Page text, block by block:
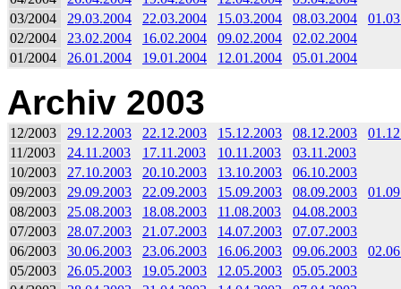
03/2004
29.03.2004 22.03.2004 15.03.2004 08.03.2004
02/2004
23.02.2004 16.02.2004 09.02.2004
02.02.2004
01/2004
26.01.2004 19.01.2004 12.01.2004 05.01.2004
Archiv 2003
12/2003 29.12.2003 22.12.2003 15.12.2003 08.12.2003
11/2003
24.11.2003 17.11.2003 10.11.2003
03.11.2003
10/2003
27.10.2003 20.10.2003 13.10.2003
06.10.2003
09/2003
29.09.2003 22.09.2003 15.09.2003 08.09.2003
08/2003
25.08.2003 18.08.2003 11.08.2003
04.08.2003
07/2003
28.07.2003 21.07.2003 14.07.2003
07.07.2003
06/2003
30.06.2003 23.06.2003 16.06.2003 09.06.2003
05/2003
26.05.2003 19.05.2003 12.05.2003
05.05.2003